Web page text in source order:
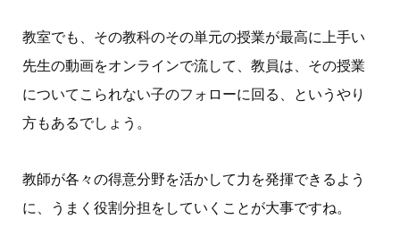
教室でも、その教科のその単元の授業が最高に上手い
先生の動画をオンラインで流して、教員は、その授業
についてこられない子のフォローに回る、というやり
方もあるでしょう。
教師が各々の得意分野を活かして力を発揮できるよう
に、うまく役割分担をしていくことが大事ですね。